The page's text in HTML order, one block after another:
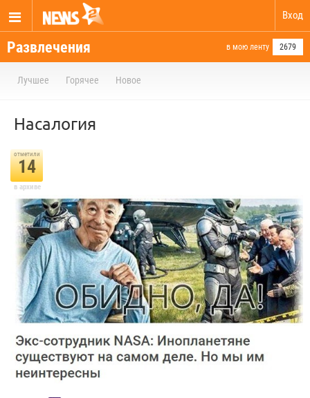
Вход
Развлечения в мою ленту 2679
Лучшее Горячее Новое
Насалогия
отметили
14
в архиве